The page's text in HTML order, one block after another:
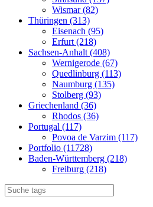
Wismar (82)
Thüringen (313)
Eisenach (95)
Erfurt (218)
Sachsen-Anhalt (408)
Wernigerode (67)
Quedlinburg (113)
Naumburg (135)
Stolberg (93)
Griechenland (36)
Rhodos (36)
Portugal (117)
Povoa de Varzim (117)
Portfolio (11728)
Baden-Württemberg (218)
Freiburg (218)